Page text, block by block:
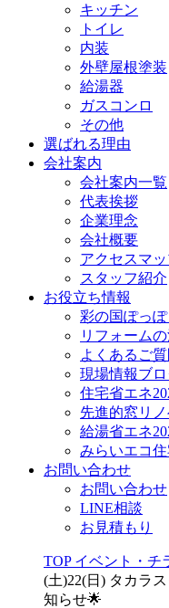
キッチン
トイレ
内装
外壁屋根塗装
給湯器
ガスコンロ
その他
選ばれる理由
会社案内
会社案内一覧
代表挨拶
企業理念
会社概要
アクセスマ
スタッフ紹介
お役立ち情報
彩の国ぽっ
リフォーム
よくあるご質
現場情報ブ
住宅省エネ
先進的窓リ
給湯省エネ
みらいエコ住
お問い合わせ
お問い合わせ
LINE相談
お見積もり
TOP イベント・チ
(土)22(日) タカラ
知らせ🌟